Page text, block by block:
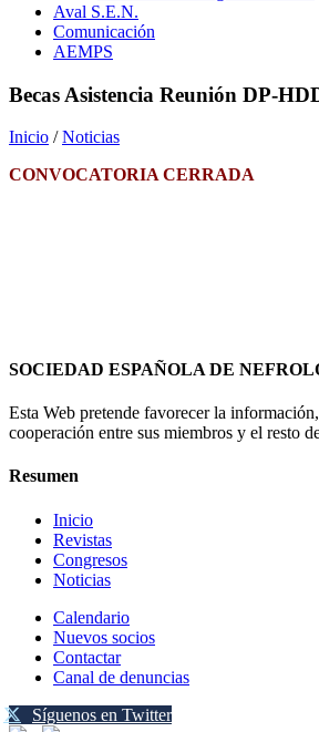
Aval S.E.N.
Comunicación
AEMPS
Becas Asistencia Reunión DP-
Inicio /Noticias
CONVOCATORIA CERRADA
SOCIEDAD ESPAÑOLA DE
Esta Web pretende favorecer la
cooperación entre sus miembros y el resto
Resumen
Inicio
Revistas
Congresos
Noticias
Calendario
Nuevos socios
Contactar
Canal de denuncias
Síguenos en Twitter